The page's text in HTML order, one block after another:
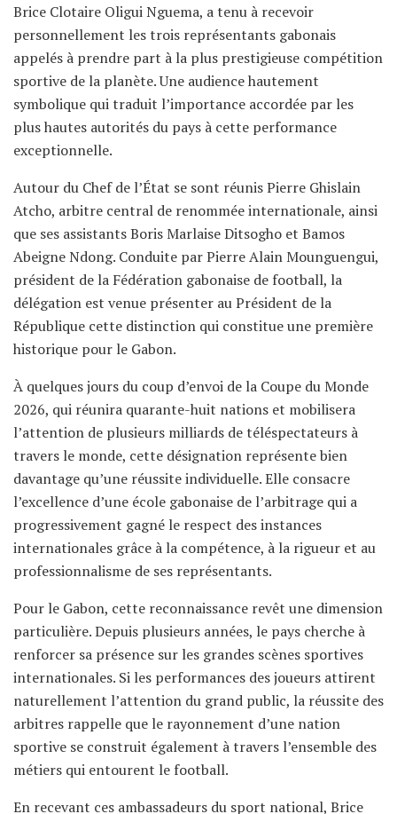
Brice Clotaire Oligui Nguema, a tenu à recevoir
personnellement les trois représentants gabonais
appelés à prendre part à la plus prestigieuse compétition
sportive de la planète. Une audience hautement
symbolique qui traduit l’importance accordée par les
plus hautes autorités du pays à cette performance
exceptionnelle.
Autour du Chef de l’État se sont réunis Pierre Ghislain
Atcho, arbitre central de renommée internationale, ainsi
que ses assistants Boris Marlaise Ditsogho et Bamos
Abeigne Ndong. Conduite par Pierre Alain Mounguengui,
président de la Fédération gabonaise de football, la
délégation est venue présenter au Président de la
République cette distinction qui constitue une première
historique pour le Gabon.
À quelques jours du coup d’envoi de la Coupe du Monde
2026, qui réunira quarante-huit nations et mobilisera
l’attention de plusieurs milliards de téléspectateurs à
travers le monde, cette désignation représente bien
davantage qu’une réussite individuelle. Elle consacre
l’excellence d’une école gabonaise de l’arbitrage qui a
progressivement gagné le respect des instances
internationales grâce à la compétence, à la rigueur et au
professionnalisme de ses représentants.
Pour le Gabon, cette reconnaissance revêt une dimension
particulière. Depuis plusieurs années, le pays cherche à
renforcer sa présence sur les grandes scènes sportives
internationales. Si les performances des joueurs attirent
naturellement l’attention du grand public, la réussite des
arbitres rappelle que le rayonnement d’une nation
sportive se construit également à travers l’ensemble des
métiers qui entourent le football.
En recevant ces ambassadeurs du sport national, Brice